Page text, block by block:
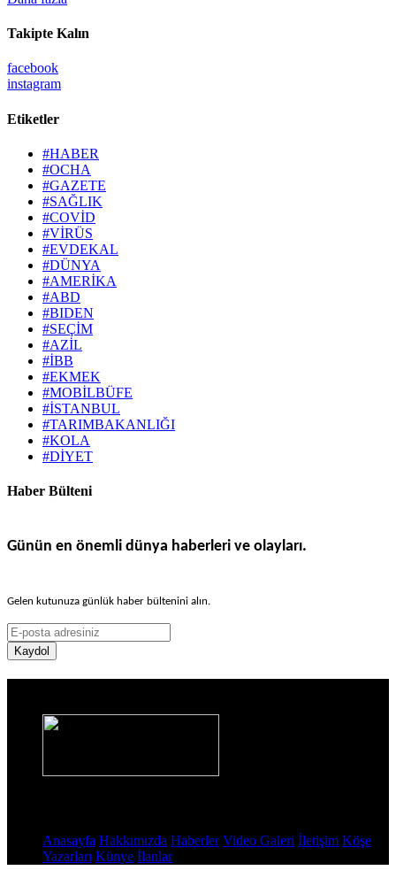
Takipte Kalın
facebook
instagram
Etiketler
#HABER
#OCHA
#GAZETE
#SAĞLIK
#COVİD
#VİRÜS
#EVDEKAL
#DÜNYA
#AMERİKA
#ABD
#BIDEN
#SEÇİM
#AZİL
#İBB
#EKMEK
#MOBİLBÜFE
#İSTANBUL
#TARIMBAKANLIĞI
#KOLA
#DİYET
Haber Bülteni
Günün en önemli dünya haberleri ve olayları.
Gelen kutunuza günlük haber bültenini alın.
Kaydol
Anasayfa Hakkımızda Haberler Video Galeri İletişim Köşe
Yazarları Künye İlanlar